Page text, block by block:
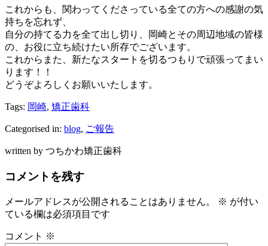
これからも、関わってくださっている全ての方への感謝の気
持ちを忘れず、
自分の持てる力を全て出し切り、岡崎とその周辺地域の皆様
の、お役に立ち続けたい所存でございます。
これからまた、新たなスタートを切るつもりで頑張ってまい
ります！！
どうぞよろしくお願いいたします。
Tags: 岡崎, 矯正歯科
Categorised in: blog, ご報告
written by つちかわ矯正歯科
コメントを残す
メールアドレスが公開されることはありません。 ※ が付い
ている欄は必須項目です
コメント ※